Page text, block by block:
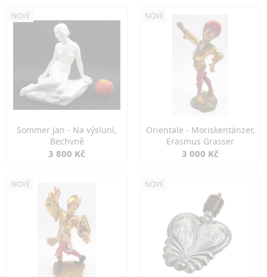
NOVÉ
Sommer Jan - Na výsluní,
Bechyně
3 800 Kč
NOVÉ
Orientale - Moriskentänzer,
Erasmus Grasser
3 000 Kč
NOVÉ NOVÉ